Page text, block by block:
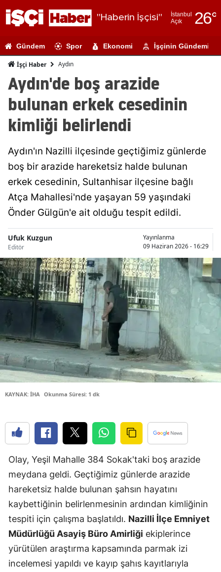
"Haberin İşçisi"
İstanbul
Açık
26°
Adıyaman
Amasya
Antalya
Artvin
Aydın
Bitlis
Bolu
Çanakkale
Çankırı
Diyarbakır
Edirne
Elazığ
Erzurum
Eskişehir
Gündem Spor Ekonomi İşçinin Gündemi
İşçi Haber Aydın
Aydın'de boş arazide
bulunan erkek cesedinin
kimliği belirlendi
Aydın'ın Nazilli ilçesinde geçtiğimiz günlerde
boş bir arazide hareketsiz halde bulunan
erkek cesedinin, Sultanhisar ilçesine bağlı
Atça Mahallesi'nde yaşayan 59 yaşındaki
Önder Gülgün'e ait olduğu tespit edildi.
Ufuk Kuzgun
Editör
Yayınlanma
09 Haziran 2026 - 16:29
KAYNAK: İHA Okunma Süresi: 1 dk
Olay, Yeşil Mahalle 384 Sokak'taki boş arazide
meydana geldi. Geçtiğimiz günlerde arazide
hareketsiz halde bulunan şahsın hayatını
kaybettiğinin belirlenmesinin ardından kimliğinin
tespiti için çalışma başlatıldı. Nazilli İlçe Emniyet
Müdürlüğü Asayiş Büro Amirliği ekiplerince
yürütülen araştırma kapsamında parmak izi
incelemesi yapıldı ve kayıp şahıs kayıtlarıyla